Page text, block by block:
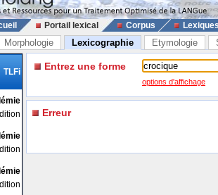
Portail lexical Corpus
Morphologie Lexicographie Etymologie
TLFi Entrez une forme
options d'affichage
Erreur